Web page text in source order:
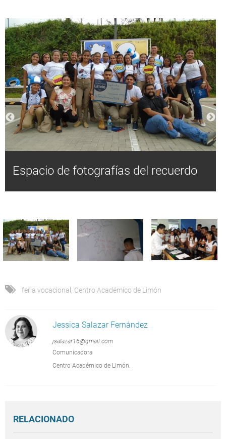
Espacio de fotografías del recuerdo
feria vocacional Centro Académico de Limón
Jessica Salazar Fernández
jsalazar16@gmail.com
Comunicadora
Centro Académico de Limón.
RELACIONADO